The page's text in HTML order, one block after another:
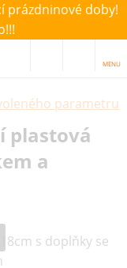
prázdninové doby!
MENU
parametru
plastová
a